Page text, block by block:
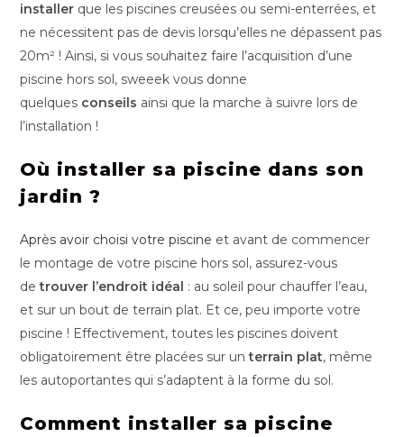
installer que les piscines creusées ou semi-enterrées, et
ne nécessitent pas de devis lorsqu’elles ne dépassent pas
20m² ! Ainsi, si vous souhaitez faire l’acquisition d’une
piscine hors sol, sweeek vous donne
quelques conseils ainsi que la marche à suivre lors de
l’installation !
Où installer sa piscine dans son
jardin ?
Après avoir choisi votre piscine et avant de commencer
le montage de votre piscine hors sol, assurez-vous
detrouver l’endroit idéal : au soleil pour chauffer l’eau,
et sur un bout de terrain plat. Et ce, peu importe votre
piscine ! Effectivement, toutes les piscines doivent
obligatoirement être placées sur unterrain plat, même
les autoportantes qui s’adaptent à la forme du sol.
Comment installer sa piscine